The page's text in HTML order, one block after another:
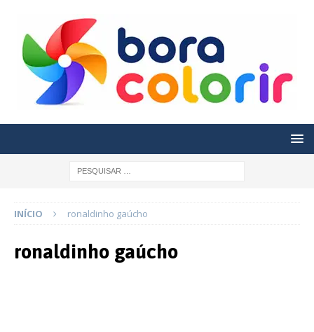
INÍCIO ronaldinho gaúcho
ronaldinho gaúcho